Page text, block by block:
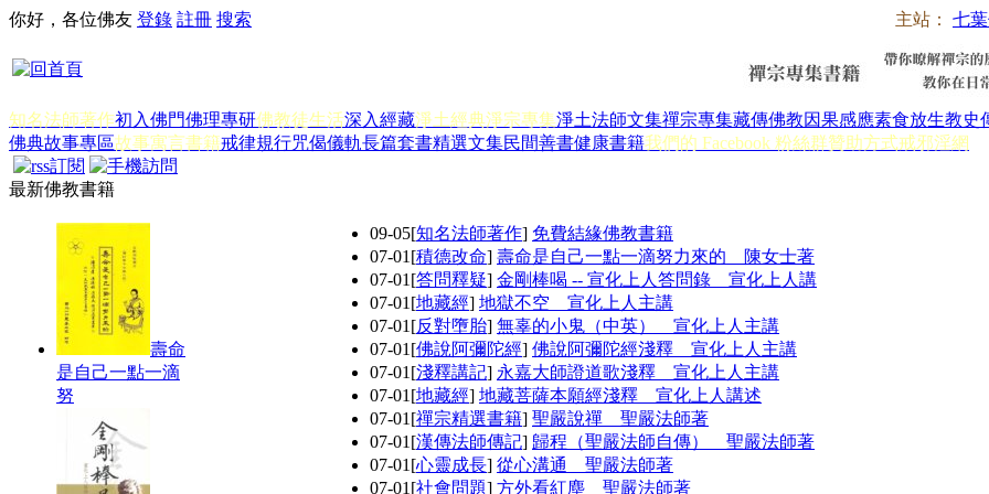
主站： 七
你好，各位佛友 登錄 註冊 搜索
知名法師著作初入佛門佛理專研佛教徒生活深入經藏淨土經典淨宗專集淨土法師文集禪宗專集藏傳佛教因果感應素食放生教史
佛典故事專區故事寓言書籍戒律規行咒偈儀軌長篇套書精選文集民間善書健康書籍我們的 Facebook 粉絲群贊助方式戒邪淫網
最新佛教書籍
壽命
是自己一點一滴
努
09-05[知名法師著作] 免費結緣佛教書籍
07-01 [積德改命] 壽命是自己一點一滴努力來的 陳女士著
07-01 [答問釋疑] 金剛棒喝 -- 宣化上人答問錄 宣化上人講
07-01 [地藏經] 地獄不空 宣化上人主講
07-01 [反對墮胎] 無辜的小鬼（中英） 宣化上人主講
07-01 [佛說阿彌陀經] 佛說阿彌陀經淺釋 宣化上人主講
07-01 [淺釋講記] 永嘉大師證道歌淺釋 宣化上人主講
07-01 [地藏經] 地藏菩薩本願經淺釋 宣化上人講述
07-01 [禪宗精選書籍] 聖嚴說禪 聖嚴法師著
07-01 [漢傳法師傳記] 歸程（聖嚴法師自傳） 聖嚴法師著
07-01 [心靈成長] 從心溝通 聖嚴法師著
07-01 [社會問題] 方外看紅塵 聖嚴法師著